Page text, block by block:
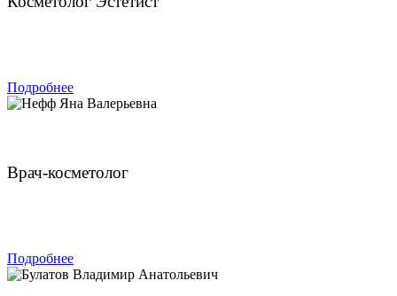
Подробнее
Врач-косметолог
Подробнее